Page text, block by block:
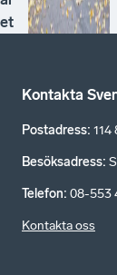
et
Kontakta
Postadress: 114
Besöksadress:
Telefon: 08-553
Kontakta oss